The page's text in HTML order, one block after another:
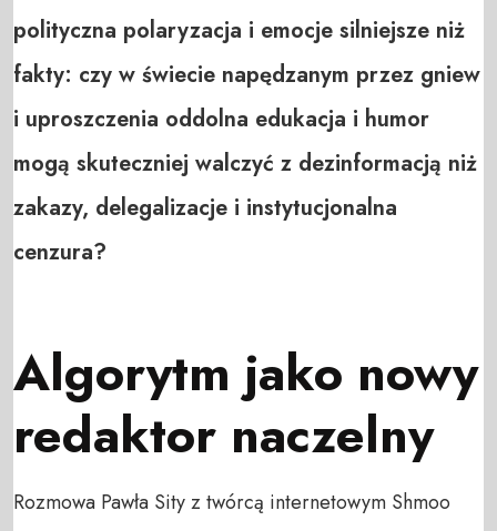
polityczna polaryzacja i emocje silniejsze niż
fakty: czy w świecie napędzanym przez gniew
i uproszczenia oddolna edukacja i humor
mogą skuteczniej walczyć z dezinformacją niż
zakazy, delegalizacje i instytucjonalna
cenzura?
Algorytm jako nowy
redaktor naczelny
Rozmowa Pawła Sity z twórcą internetowym Shmoo